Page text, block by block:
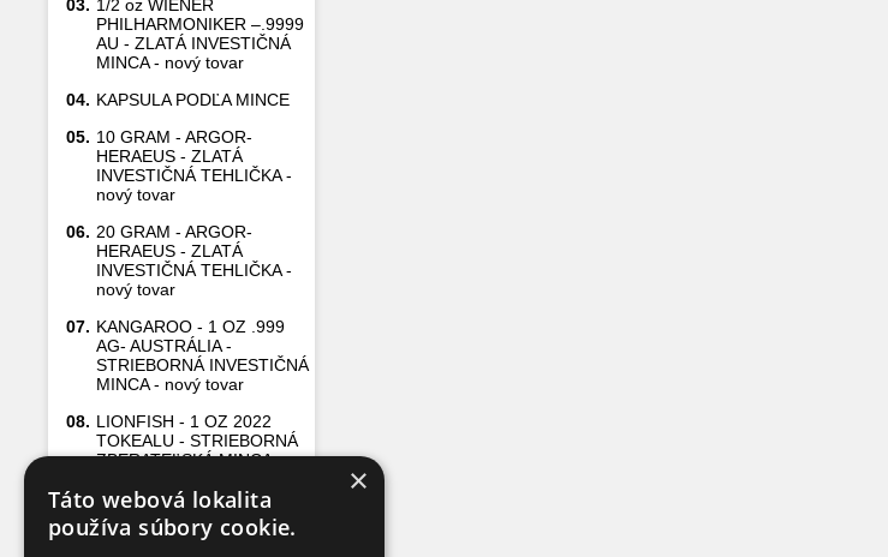
03. 1/2 oz WIENER
PHILHARMONIKER –.9999
AU - ZLATÁ INVESTIČNÁ
MINCA - nový tovar
04. KAPSULA PODĽA MINCE
05. 10 GRAM - ARGOR-
HERAEUS - ZLATÁ
INVESTIČNÁ TEHLIČKA -
nový tovar
06. 20 GRAM - ARGOR-
HERAEUS - ZLATÁ
INVESTIČNÁ TEHLIČKA -
nový tovar
07. KANGAROO - 1 OZ .999
AG- AUSTRÁLIA -
STRIEBORNÁ INVESTIČNÁ
MINCA - nový tovar
08. LIONFISH - 1 OZ 2022
TOKEALU - STRIEBORNÁ
ZBERATEĽSKÁ MINCA
09.
5 GRAM - ARGOR-
HERAEUS - ZLATÁ
INVESTIČNÁ TEHLIČKA -
×
Táto webová lokalita
používa súbory cookie.